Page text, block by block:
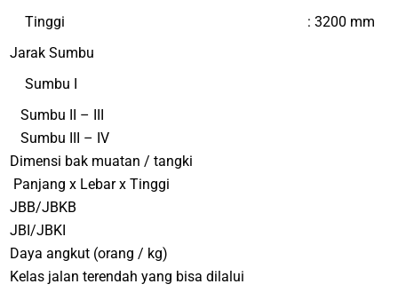
Tinggi
: 3200 mm
Jarak Sumbu
Sumbu I
Sumbu II – III
Sumbu III – IV
Dimensi bak muatan / tangki
Panjang x Lebar x Tinggi
JBB/JBKB
JBI/JBKI
Daya angkut (orang / kg)
Kelas jalan terendah yang bisa dilalui